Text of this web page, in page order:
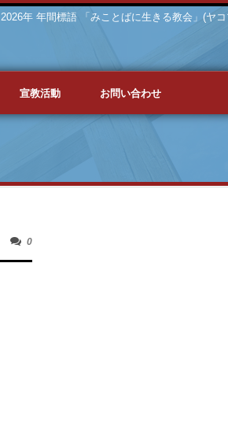
2026年 年間標語 「みことばに生きる教会」(ヤコ
宣教活動 お問い合わせ
0